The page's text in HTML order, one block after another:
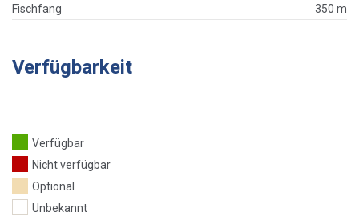
Fischfang
350 m
Verfügbarkeit
Verfügbar
Nicht verfügbar
Optional
Unbekannt